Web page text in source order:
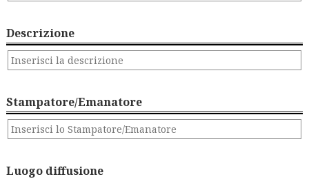
Descrizione
Stampatore/Emanatore
Luogo diffusione